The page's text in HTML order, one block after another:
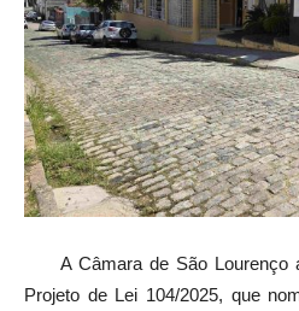
A Câmara de São Lourenço
Projeto de Lei 104/2025, que